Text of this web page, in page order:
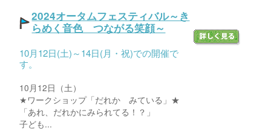
2024オータムフェスティバル～き
らめく音色 つながる笑顔～
10月12日(土)～14日(月・祝)での開催で
す。
10月12日（土）
★ワークショップ「だれか みている」★
「あれ、だれかにみられてる！？」
子ども...